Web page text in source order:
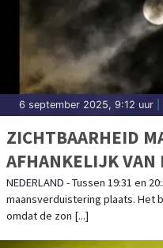
6 september 2025, 9:12 uur
ZICHTBAARHEID
AFHANKELIJK VAN
DUITSLAND
NEDERLAND - Tussen 19:31 en
maansverduistering plaats. Het
omdat de zon [...]